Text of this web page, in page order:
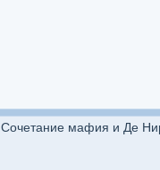
Сочетание мафия и Де